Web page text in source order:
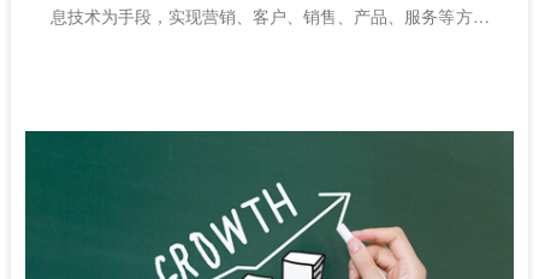
息技术为手段，实现营销、客户、销售、产品、服务等方面
一种管理技术。